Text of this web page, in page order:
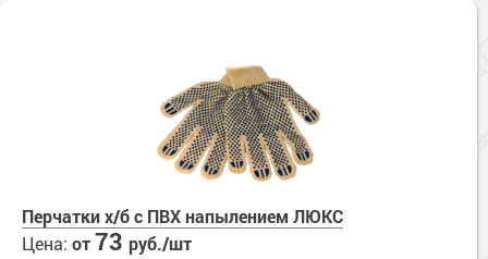
Перчатки х/б с ПВХ напылением ЛЮКС
Цена: от73 руб./шт